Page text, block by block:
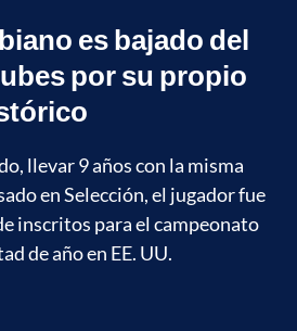
es bajado del
por su propio
llevar 9 años con la misma
en Selección, el jugador fue
inscritos para el campeonato
de año en EE. UU.